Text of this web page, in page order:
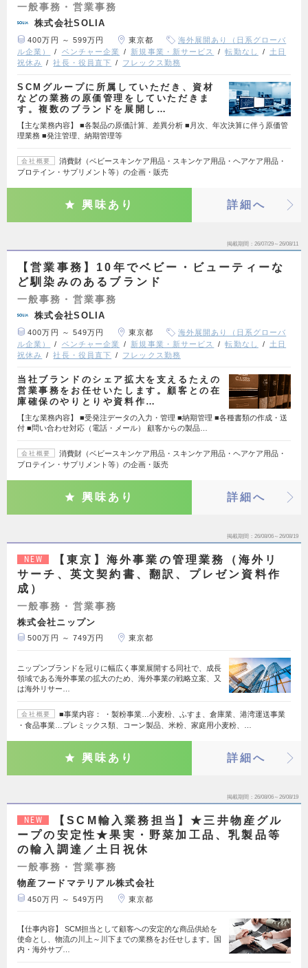
一般事務・営業事務
株式会社SOLIA
400万円 ～ 599万円 東京都
海外展開あり（日系グローバ
ル企業）
ベンチャー企業 新規事業・新サービス 転勤なし
土日
祝休み
社長・役員直下 フレックス勤務
SCMグループに所属していただき、資材
などの業務の原価管理をしていただきま
す。複数のブランドを展開し…
【主な業務内容】 ■各製品の原価計算、差異分析 ■月次、年次決算に伴う原価管
理業務 ■発注管理、納期管理等
会社概要
消費財（ベビースキンケア用品・スキンケア用品・ヘアケア用品・
プロテイン・サプリメント等）の企画・販売
興味あり 詳細へ
掲載期間 26/07/29～26/08/11
【営業事務】10年でベビー・ビューティーな
ど馴染みのあるブランド
一般事務・営業事務
株式会社SOLIA
400万円 ～ 549万円 東京都
海外展開あり（日系グローバ
ル企業）
ベンチャー企業 新規事業・新サービス 転勤なし
土日
祝休み
社長・役員直下 フレックス勤務
当社ブランドのシェア拡大を支えるたえの
営業事務をお任せいたします。顧客との在
庫確保のやりとりや資料作…
【主な業務内容】 ■受発注データの入力・管理 ■納期管理 ■各種書類の作成・送
付 ■問い合わせ対応（電話・メール） 顧客からの製品…
会社概要
消費財（ベビースキンケア用品・スキンケア用品・ヘアケア用品・
プロテイン・サプリメント等）の企画・販売
興味あり 詳細へ
掲載期間 26/08/06～26/08/19
NEW
【東京】海外事業の管理業務（海外リ
サーチ、英文契約書、翻訳、プレゼン資料作
成）
一般事務・営業事務
株式会社ニップン
500万円 ～ 749万円 東京都
ニップンブランドを冠りに幅広く事業展開する同社で、成長
領域である海外事業の拡大のため、海外事業の戦略立案、又
は海外リサー…
会社概要
■事業内容： ・製粉事業…小麦粉、ふすま、倉庫業、港湾運送事業
・食品事業…プレミックス類、コーン製品、米粉、家庭用小麦粉、…
興味あり 詳細へ
掲載期間 26/08/06～26/08/19
NEW
【SCM輸入業務担当】★三井物産グル
ープの安定性★果実・野菜加工品、乳製品等
の輸入調達／土日祝休
一般事務・営業事務
物産フードマテリアル株式会社
450万円 ～ 549万円 東京都
【仕事内容】 SCM担当として顧客への安定的な商品供給を
使命とし、物流の川上～川下までの業務をお任せします。国
内・海外サプ…